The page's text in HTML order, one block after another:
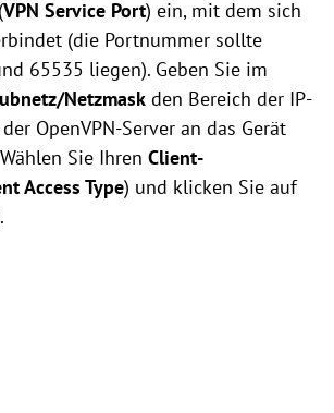
(VPN Service Port) ein, mit dem sich
(die Portnummer sollte
65535 liegen). Geben Sie im
Netzmask den Bereich der IP-
OpenVPN-Server an das Gerät
Sie Ihren Client-
Access Type) und klicken Sie auf